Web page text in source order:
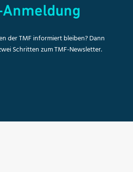
der TMF informiert bleiben? Dann
Schritten zum TMF-Newsletter.